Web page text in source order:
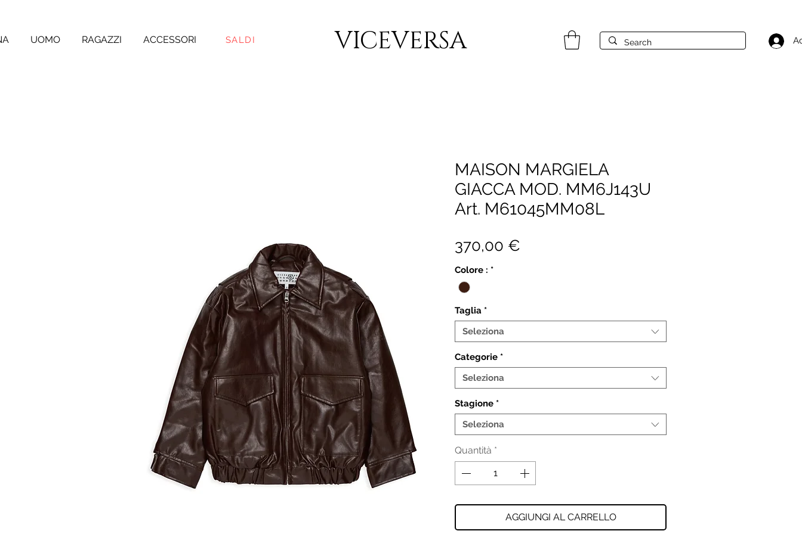
VICEVERSA
UOMO RAGAZZI ACCESSORI SALDI
MAISON MARGIELA
GIACCA MOD. MM6J143U
Art. M61045MM08L
370,00 €
Colore : *
Taglia *
Seleziona
Categorie *
Seleziona
Stagione *
Seleziona
Quantità *
AGGIUNGI AL CARRELLO